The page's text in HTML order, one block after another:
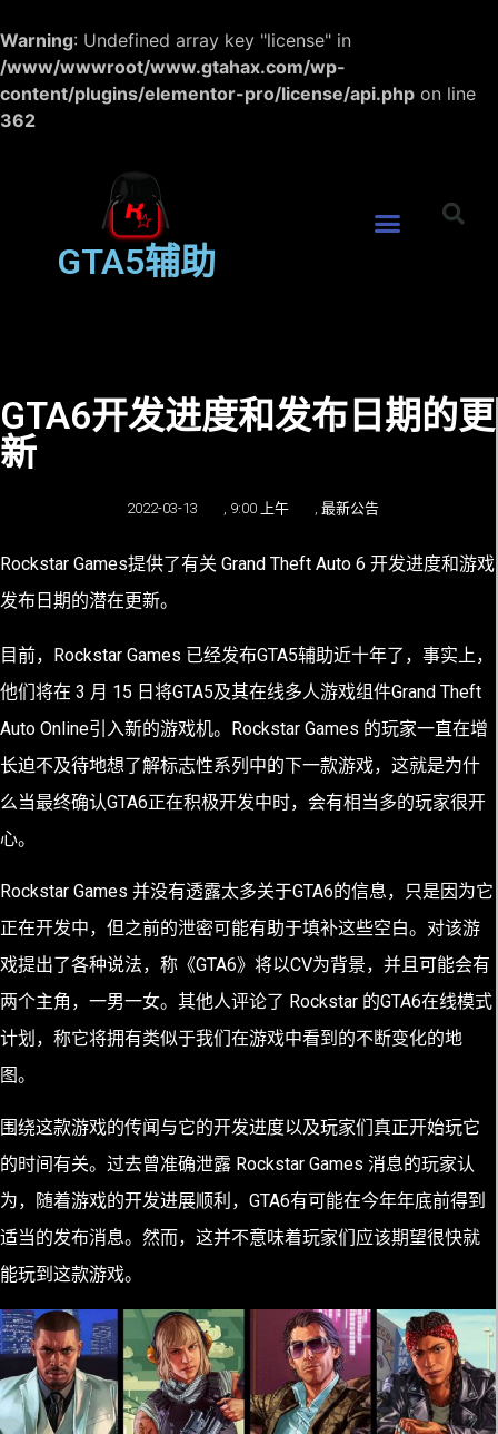
Warning: Undefined array key "license" in
/www/wwwroot/www.gtahax.com/wp-
content/plugins/elementor-pro/license/api.php on line
362
GTA5辅助
GTA6开发进度和发布日期的更
新
2022-03-13 9:00 上午 最新公告
Rockstar Games提供了有关 Grand Theft Auto 6 开发进度和游戏
发布日期的潜在更新。
目前，Rockstar Games 已经发布GTA5辅助近十年了，事实上，
他们将在 3 月 15 日将GTA5及其在线多人游戏组件Grand Theft
Auto Online引入新的游戏机。Rockstar Games 的玩家一直在增
长迫不及待地想了解标志性系列中的下一款游戏，这就是为什
么当最终确认GTA6正在积极开发中时，会有相当多的玩家很开
心。
Rockstar Games 并没有透露太多关于GTA6的信息，只是因为它
正在开发中，但之前的泄密可能有助于填补这些空白。对该游
戏提出了各种说法，称《GTA6》将以CV为背景，并且可能会有
两个主角，一男一女。其他人评论了 Rockstar 的GTA6在线模式
计划，称它将拥有类似于我们在游戏中看到的不断变化的地
图。
围绕这款游戏的传闻与它的开发进度以及玩家们真正开始玩它
的时间有关。过去曾准确泄露 Rockstar Games 消息的玩家认
为，随着游戏的开发进展顺利，GTA6有可能在今年年底前得到
适当的发布消息。然而，这并不意味着玩家们应该期望很快就
能玩到这款游戏。